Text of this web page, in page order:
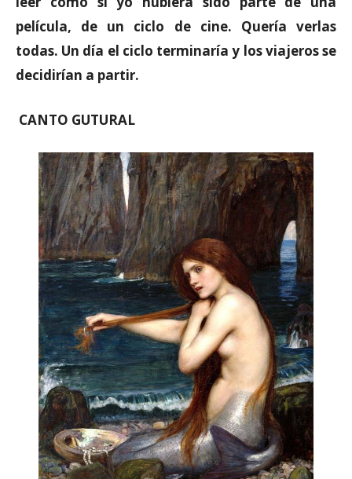
película, de un ciclo de cine. Quería verlas
todas. Un día el ciclo terminaría y los viajeros se
decidirían a partir.
CANTO GUTURAL